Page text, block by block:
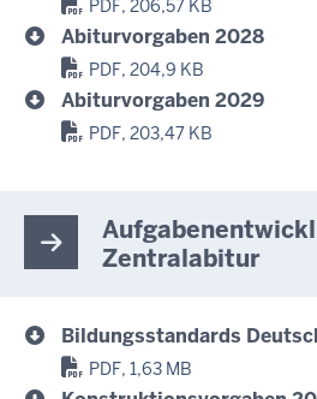
PDF, 206,57 KB
Abiturvorgaben 2028
PDF, 204,9 KB
Abiturvorgaben 2029
PDF, 203,47 KB
Zentralabitur
Bildungsstandards
PDF, 1,63 MB